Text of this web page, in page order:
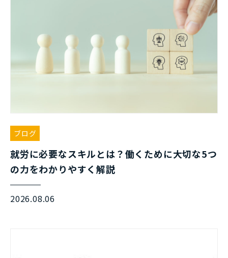
ブログ
就労に必要なスキルとは？働くために大切な5つ
の力をわかりやすく解説
2026.08.06